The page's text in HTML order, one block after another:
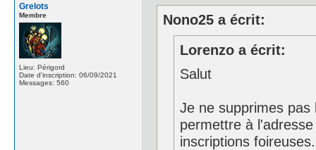
Grelots
Membre
Lieu: Périgord
Date d'inscription: 06/09/2021
Messages: 560
Nono25 a écrit:
Lorenzo a écrit:
Salut
Je ne supprimes
permettre à
inscriptions foireuses.